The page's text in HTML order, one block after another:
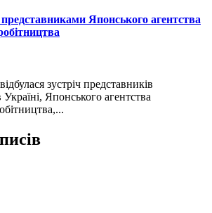
представниками Японського агентства
Японського агентства